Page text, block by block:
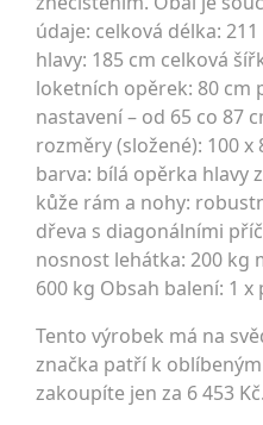
údaje: celková délka:
hlavy: 185 cm celková
loketních opěrek: 80 cm
nastavení – od 65 co 87
rozměry (složené): 100
barva: bílá opěrka hlavy
kůže rám a nohy:
dřeva s diagonálními
nosnost lehátka: 200 kg
600 kg Obsah balení: 1
Tento výrobek má na
značka patří k
zakoupíte jen za 6 453 Kč.